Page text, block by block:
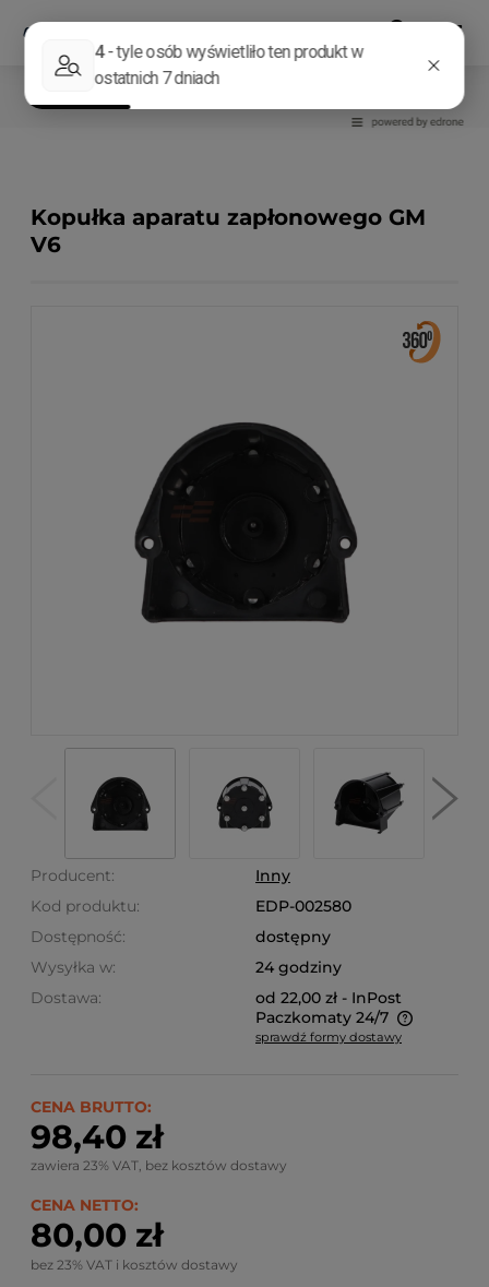
Kopułka aparatu zapłonowego GM
V6
Producent:
Inny
Kod produktu:
EDP-002580
Dostępność:
dostępny
Wysyłka w:
24 godziny
Dostawa:
od 22,00 zł - InPost
Paczkomaty 24/7
Ze względu na niestandardowe wymiary produktu,
sprawdź formy dostawy
CENA BRUTTO:
98,40 zł
zawiera 23% VAT, bez kosztów dostawy
CENA NETTO:
80,00 zł
bez 23% VAT i kosztów dostawy